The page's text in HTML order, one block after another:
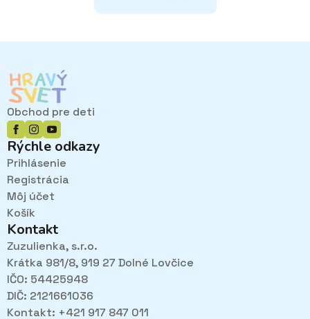
Obchod pre deti
Rýchle odkazy
Prihlásenie
Registrácia
Môj účet
Košík
Kontakt
Zuzulienka, s.r.o.
Krátka 981/8, 919 27 Dolné Lovčice
IČO: 54425948
DIČ: 2121661036
Kontakt: +421 917 847 011